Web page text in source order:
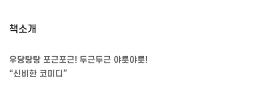
책소개
우당탕탕 포근포근! 두근두근 야릇야릇!
“신비한 코미디 ”